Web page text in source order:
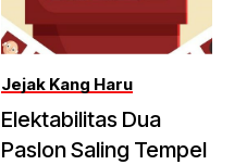
Jejak Kang Haru
Elektabilitas Dua
Paslon Saling Tempel